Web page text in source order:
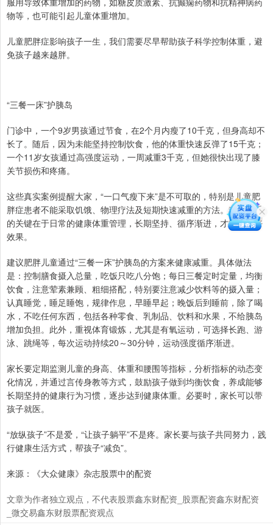
物等，也可能引起儿童体重增加。
儿童肥胖症影响孩子一生，我们需要尽早帮助孩子科学控制体重，避
免孩子越来越胖。
“三餐一床”护胰岛
门诊中，一个9岁男孩通过节食，在2个月内瘦了10千克，但身高却不
长了。随后，因为未能坚持控制饮食，他的体重快速反弹了15千克；
一个11岁女孩通过高强度运动，一周减重3千克，但她很快出现了膝
关节损伤和疼痛。
这些真实案例提醒大家，“一口气瘦下来”是不可取的，特别是儿童肥
胖症患者不能采取饥饿、物理疗法及短期快速减重的方法。科学减重
的关键在于日常的健康体重管理，长期坚持、循序渐进，才能取得好
效果。
建议肥胖儿童通过“三餐一床”护胰岛的方案来健康减重。具体做法
是：控制膳食摄入总量，吃饭只吃八分饱；每日三餐定时定量，均衡
饮食，注意荤素兼顾、粗细搭配，特别要注意减少饮料等的摄入量；
认真睡觉，睡足睡饱，规律作息，早睡早起；晚饭后到睡前，除了喝
水，不吃任何东西，包括各种零食、乳制品、饮料和水果，不给胰岛
增加负担。此外，重视体育锻炼，尤其是有氧运动，可选择长跑、游
泳、跳绳等，每次运动持续20～30分钟，运动强度循序渐进。
家长要定期监测儿童的身高、体重和腰围等指标，分析指标的动态变
化情况，并通过言传身教等方式，鼓励孩子做到均衡饮食，养成能够
长期坚持的健康行为习惯，逐步达到健康体重。必要时，家长可以带
孩子就医。
“放纵孩子”不是爱，“让孩子躺平”不是疼。家长要与孩子共同努力，践
行健康生活方式，帮孩子“减负”。
来源：《大众健康》杂志股票中的配资
文章为作者独立观点，不代表股票鑫东财配资_股票配资鑫东财配资
_微交易鑫东财股票配资观点